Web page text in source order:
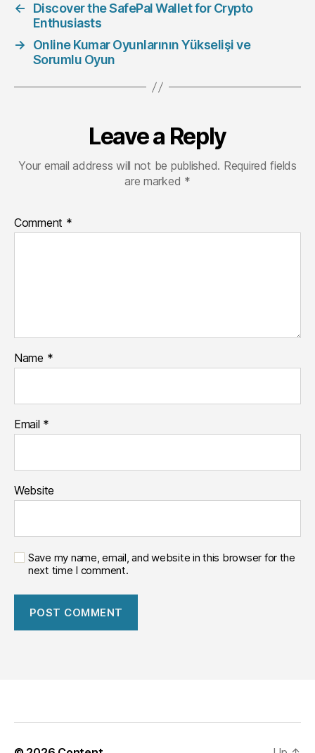
←
Discover the SafePal Wallet for Crypto
Enthusiasts
→
Online Kumar Oyunlarının Yükselişi ve
Sorumlu Oyun
Leave a Reply
Your email address will not be published. Required fields
are marked *
Comment *
Name *
Email *
Website
Save my name, email, and website in this browser for the
next time I comment.